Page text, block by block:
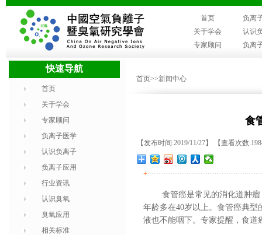
首页
负离
关于学会
认识
专家顾问
负离
快速导航
首页
关于学会
专家顾问
负离子医学
认识负离子
负离子应用
行业资讯
认识臭氧
臭氧应用
相关标准
首页>>新闻中心
食
【发布时间:2019/11/27】 【查看次数
+
食管癌是常见的消化道肿
年龄多在40岁以上。食管癌典
液也不能咽下。 专家提醒，食道